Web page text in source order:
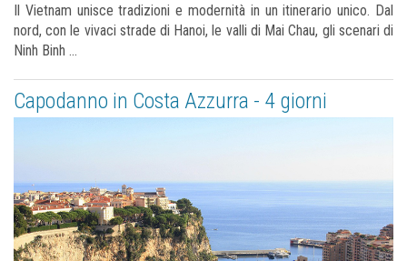
Il Vietnam unisce tradizioni e modernità in un itinerario unico. Dal
nord, con le vivaci strade di Hanoi, le valli di Mai Chau, gli scenari di
Ninh Binh ...
Capodanno in Costa Azzurra - 4 giorni